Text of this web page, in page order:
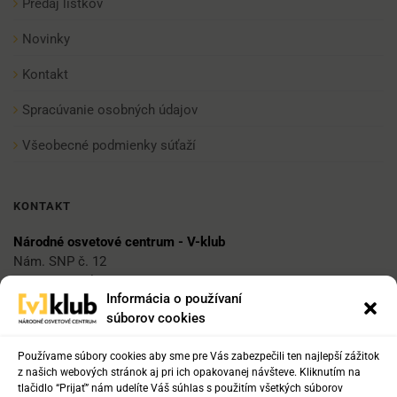
Informácia o používaní
súborov cookies
Používame súbory cookies aby sme pre Vás zabezpečili ten najlepší zážitok
z našich webových stránok aj pri ich opakovanej návšteve. Kliknutím na
tlačidlo “Prijať” nám udelíte Váš súhlas s použitím všetkých súborov
Predaj lístkov
Novinky
Kontakt
Spracúvanie osobných údajov
Všeobecné podmienky súťaží
KONTAKT
Národné osvetové centrum - V-klub
Nám. SNP č. 12
812 34 Bratislava 1
vklub@nocka.sk